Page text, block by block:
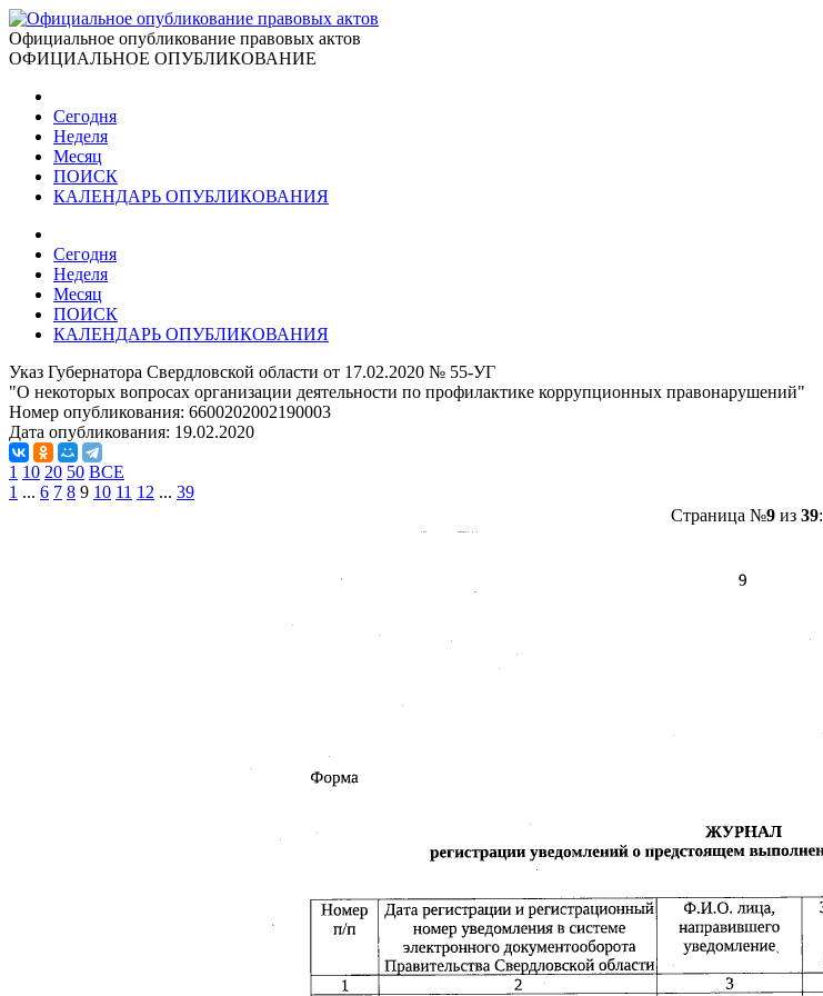
Официальное опубликование правовых актов
ОФИЦИАЛЬНОЕ ОПУБЛИКОВАНИЕ
Сегодня
Неделя
Месяц
ПОИСК
КАЛЕНДАРЬ ОПУБЛИКОВАНИЯ
Сегодня
Неделя
Месяц
ПОИСК
КАЛЕНДАРЬ ОПУБЛИКОВАНИЯ
Указ Губернатора Свердловской области от 17.02.2020 № 55-УГ
"О некоторых вопросах организации деятельности по профилактике коррупционных правонарушений"
Номер опубликования: 6600202002190003
Дата опубликования: 19.02.2020
1 10 20 50 ВСЕ
1 ... 6 7 8 9 10 11 12 ... 39
Страница №9из 39: